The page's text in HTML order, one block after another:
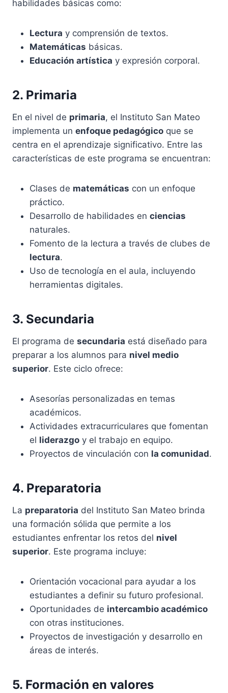
habilidades básicas como:
Lectura y comprensión de textos.
Matemáticas básicas.
Educación artística y expresión corporal.
2. Primaria
En el nivel de primaria, el Instituto San Mateo
implementa un enfoque pedagógico que se
centra en el aprendizaje significativo. Entre las
características de este programa se encuentran:
Clases de matemáticas con un enfoque
práctico.
Desarrollo de habilidades en ciencias
naturales.
Fomento de la lectura a través de clubes de
lectura.
Uso de tecnología en el aula, incluyendo
herramientas digitales.
3. Secundaria
El programa de secundaria está diseñado para
preparar a los alumnos para nivel medio
superior. Este ciclo ofrece:
Asesorías personalizadas en temas
académicos.
Actividades extracurriculares que fomentan
el liderazgo y el trabajo en equipo.
Proyectos de vinculación con la comunidad.
4. Preparatoria
La preparatoria del Instituto San Mateo brinda
una formación sólida que permite a los
estudiantes enfrentar los retos del nivel
superior. Este programa incluye:
Orientación vocacional para ayudar a los
estudiantes a definir su futuro profesional.
Oportunidades de intercambio académico
con otras instituciones.
Proyectos de investigación y desarrollo en
áreas de interés.
5. Formación en valores